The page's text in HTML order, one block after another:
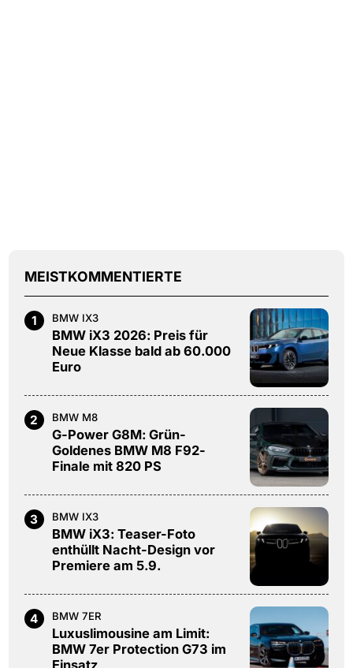
MEISTKOMMENTIERTE
1 BMW IX3
BMW iX3 2026: Preis für
Neue Klasse bald ab 60.000
Euro
2 BMW M8
G-Power G8M: Grün-
Goldenes BMW M8 F92-
Finale mit 820 PS
3 BMW IX3
BMW iX3: Teaser-Foto
enthüllt Nacht-Design vor
Premiere am 5.9.
4 BMW 7ER
Luxuslimousine am Limit:
BMW 7er Protection G73 im